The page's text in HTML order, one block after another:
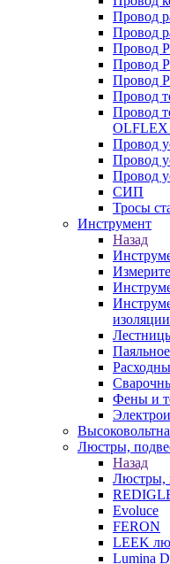
Провод
Провод
Провод
Провод
Провод
Провод
Провод
Провод
Провод
Провод
СИП
Тросы
Инструмент
Назад
изоляции
Фены и
Люстры,
Назад
Люстры,
Evoluce
FERON
LEEK
Lumina